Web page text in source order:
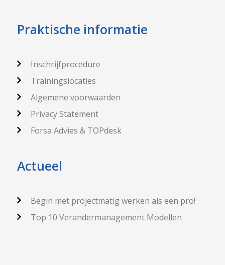
Praktische informatie
Inschrijfprocedure
Trainingslocaties
Algemene voorwaarden
Privacy Statement
Forsa Advies & TOPdesk
Actueel
Begin met projectmatig werken als een pro!
Top 10 Verandermanagement Modellen